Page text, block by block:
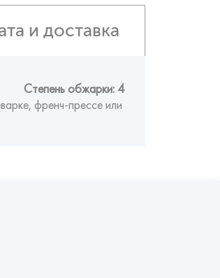
и доставка
Степень обжарки: 4
френч-прессе или